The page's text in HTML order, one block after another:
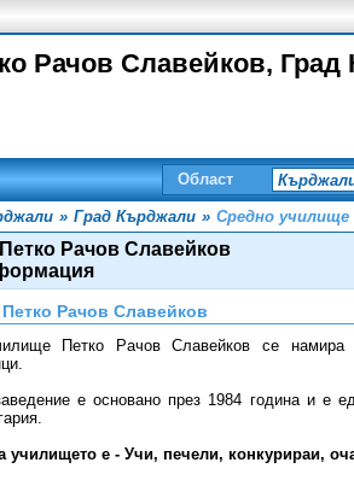
Рачов Славейков, Град
Област
» Град Кърджали » Средно училище
Рачов Славейков
Рачов Славейков
Петко Рачов Славейков се
е основано през 1984 година и е
училището е - Учи, печели, конкурираи,